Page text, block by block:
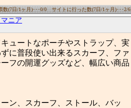
数(7日/1ヶ月)･･･0/0 サイトに行った数(7日/1ヶ月)･･･2/6
ニア
ュートなポーチやストラップ、実
に普段使い出来るスカーフ、ファ
フの開運グッズなど、幅広い商品
ン、スカーフ、ストール、バッ